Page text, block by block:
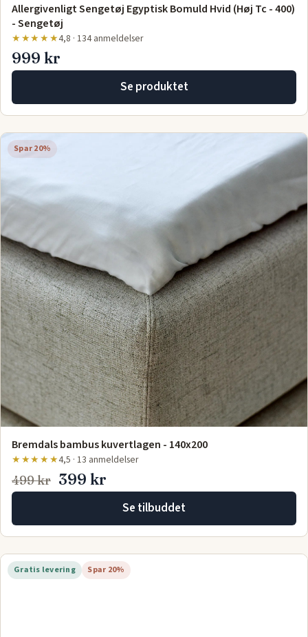
Allergivenligt Sengetøj Egyptisk Bomuld Hvid (Høj Tc - 400)
- Sengetøj
★★★★★4,8 · 134 anmeldelser
999 kr
Se produktet
Spar 20%
Bremdals bambus kuvertlagen - 140x200
★★★★★4,5 · 13 anmeldelser
499 kr 399 kr
Se tilbuddet
Gratis levering Spar 20%